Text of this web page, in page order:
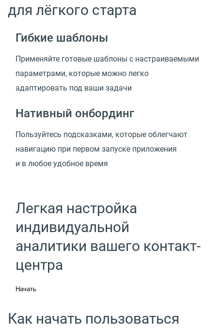
для лёгкого старта
Гибкие шаблоны
Применяйте готовые шаблоны с настраиваемыми
параметрами, которые можно легко
адаптировать под ваши задачи
Нативный онбординг
Пользуйтесь подсказками, которые облегчают
навигацию при первом запуске приложения
и в любое удобное время
Легкая настройка
индивидуальной
аналитики вашего контакт-
центра
Начать
Как начать пользоваться